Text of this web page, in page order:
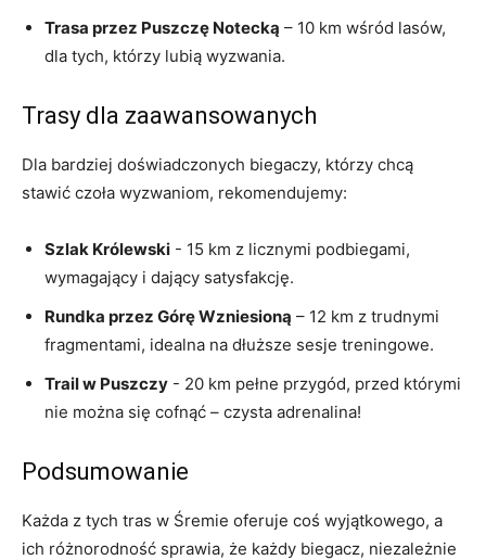
Trasa przez‍ Puszczę ⁣Notecką – 10 ​km wśród​ lasów,
‍dla tych,⁤ którzy⁢ lubią wyzwania.
Trasy dla zaawansowanych
Dla⁣ bardziej doświadczonych biegaczy, którzy chcą
‍stawić czoła wyzwaniom,‌ rekomendujemy:
Szlak Królewski -‌ 15 km z licznymi podbiegami,
wymagający i dający ⁤satysfakcję.
Rundka przez Górę Wzniesioną – 12 km z trudnymi
fragmentami,​ idealna na dłuższe ⁢sesje ⁤treningowe.
Trail w Puszczy -​ 20⁤ km⁣ pełne przygód, przed którymi
nie można się ⁣cofnąć ⁢– czysta‍ adrenalina!
Podsumowanie
Każda‌ z ‍tych tras⁤ w ⁤Śremie oferuje coś‍ wyjątkowego, a
ich różnorodność sprawia, że każdy biegacz, niezależnie